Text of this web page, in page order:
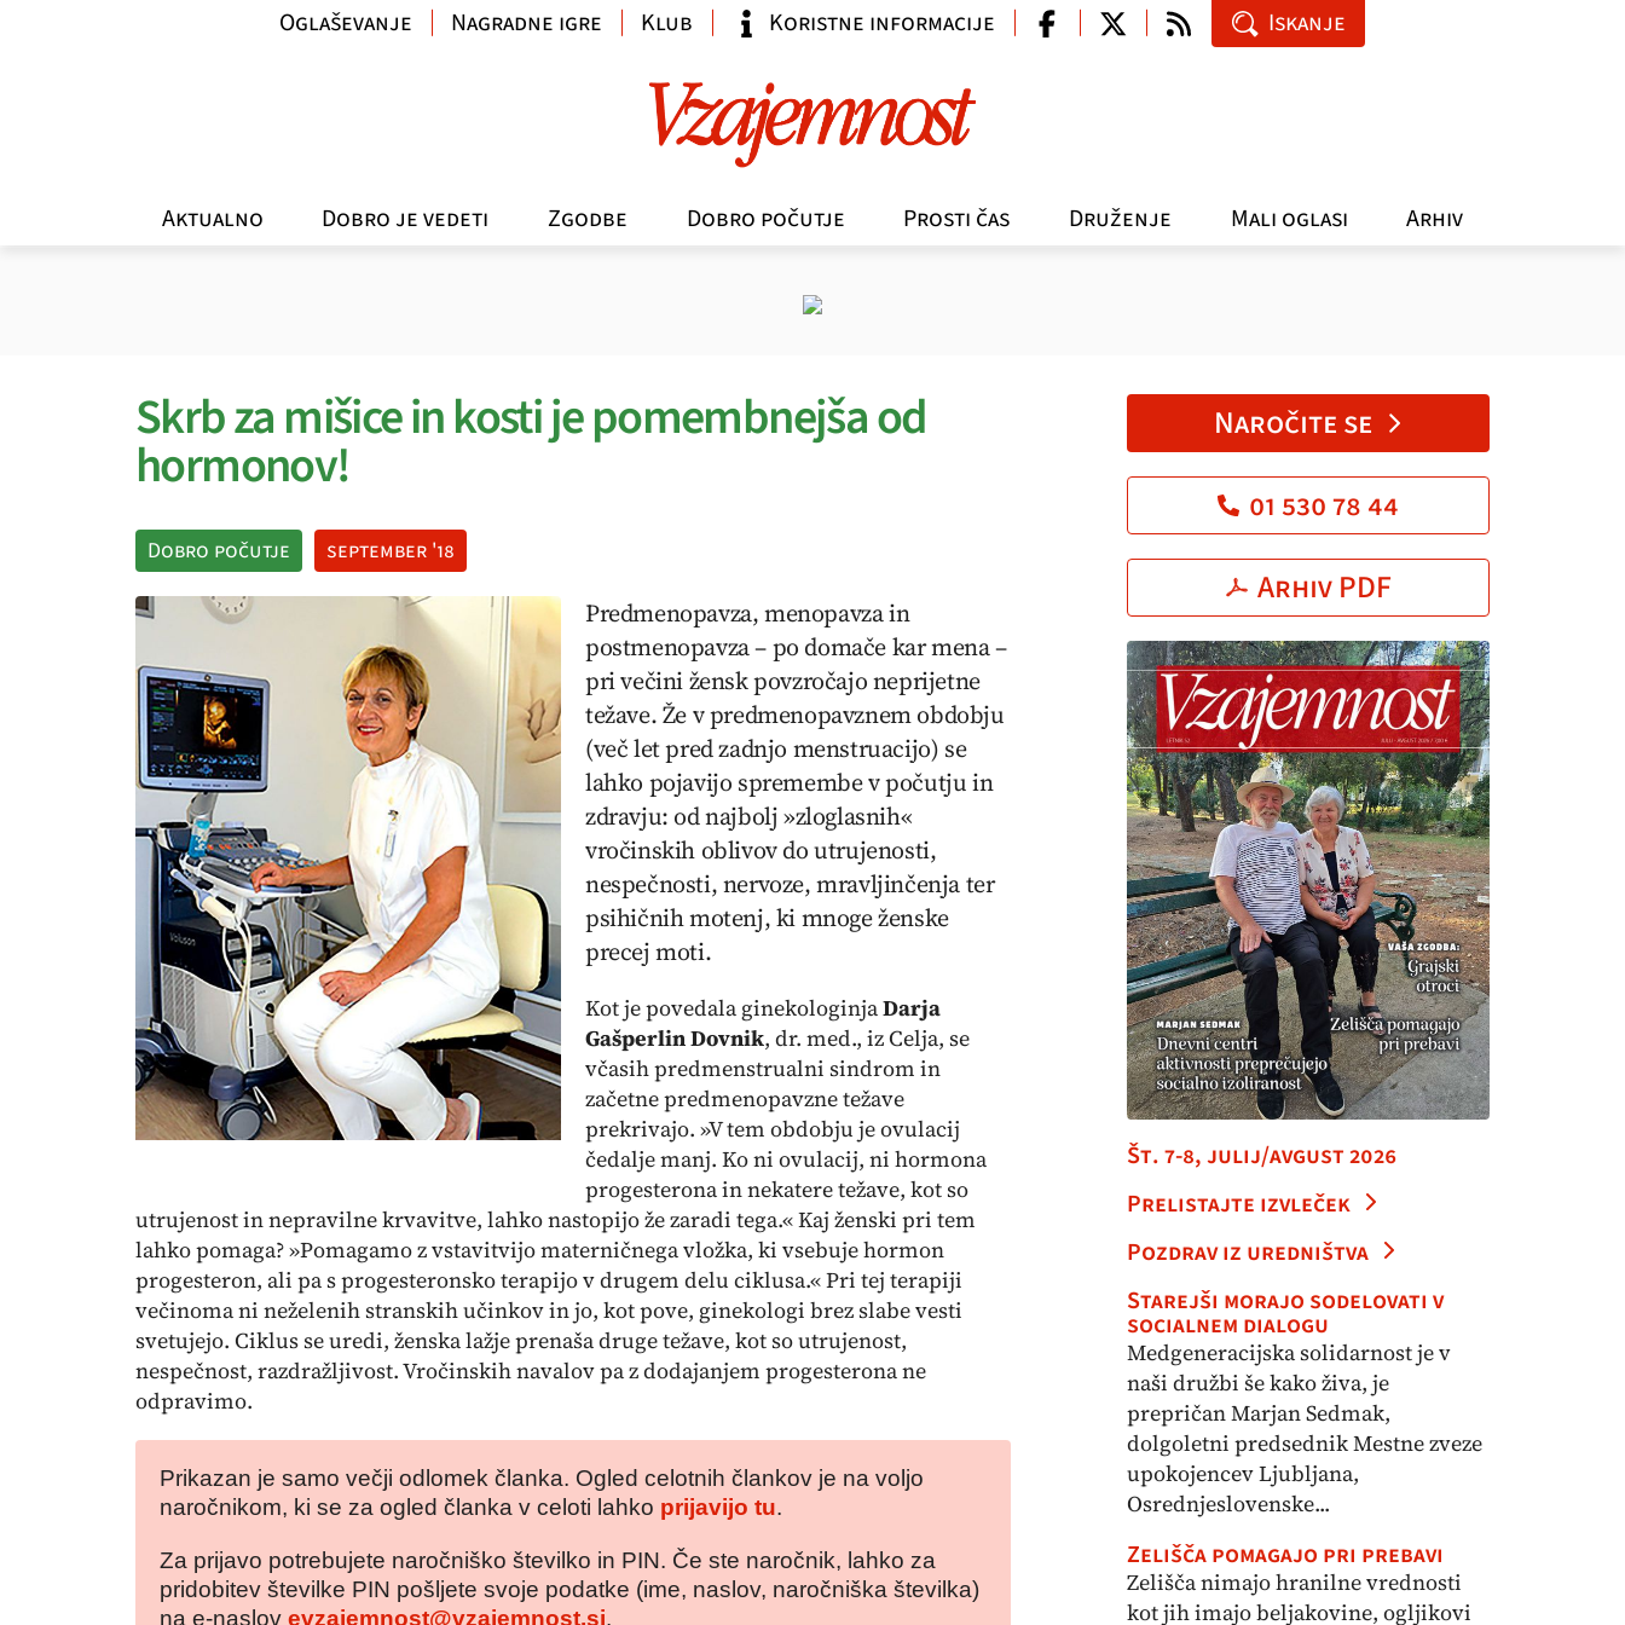
Aktualno Dobro je vedeti Zgodbe Dobro počutje Prosti čas Druženje Mali oglasi Arhiv
Oglaševanje Nagradne igre Klub Koristne informacije Iskanje
Skrb za mišice in kosti je pomembnejša od
hormonov!
Dobro počutje september '18
Predmenopavza, menopavza in
postmenopavza – po domače kar mena –
pri večini žensk povzročajo neprijetne
težave. Že v predmenopavznem obdobju
(več let pred zadnjo menstruacijo) se
lahko pojavijo spremembe v počutju in
zdravju: od najbolj »zloglasnih«
vročinskih oblivov do utrujenosti,
nespečnosti, nervoze, mravljinčenja ter
psihičnih motenj, ki mnoge ženske
precej moti.
Kot je povedala ginekologinjaDarja
Gašperlin Dovnik, dr. med., iz Celja, se
včasih predmenstrualni sindrom in
začetne predmenopavzne težave
prekrivajo. »V tem obdobju je ovulacij
čedalje manj. Ko ni ovulacij, ni hormona
progesterona in nekatere težave, kot so
utrujenost in nepravilne krvavitve, lahko nastopijo že zaradi tega.« Kaj ženski pri tem
lahko pomaga? »Pomagamo z vstavitvijo materničnega vložka, ki vsebuje hormon
progesteron, ali pa s progesteronsko terapijo v drugem delu ciklusa.« Pri tej terapiji
večinoma ni neželenih stranskih učinkov in jo, kot pove, ginekologi brez slabe vesti
svetujejo. Ciklus se uredi, ženska lažje prenaša druge težave, kot so utrujenost,
nespečnost, razdražljivost. Vročinskih navalov pa z dodajanjem progesterona ne
odpravimo.
Prikazan je samo večji odlomek članka. Ogled celotnih člankov je na voljo
naročnikom, ki se za ogled članka v celoti lahko prijavijo tu.
Za prijavo potrebujete naročniško številko in PIN. Če ste naročnik, lahko za
pridobitev številke PIN pošljete svoje podatke (ime, naslov, naročniška številka)
na e-naslov evzajemnost@vzajemnost.si.
Naročite se
01 530 78 44
Arhiv PDF
Št. 7-8, julij/avgust 2026
Prelistajte izvleček
Pozdrav iz uredništva
Starejši morajo sodelovati v
socialnem dialogu
Medgeneracijska solidarnost je v
naši družbi še kako živa, je
prepričan Marjan Sedmak,
dolgoletni predsednik Mestne zveze
upokojencev Ljubljana,
Osrednjeslovenske...
Zelišča pomagajo pri prebavi
Zelišča nimajo hranilne vrednosti
kot jih imajo beljakovine, ogljikovi